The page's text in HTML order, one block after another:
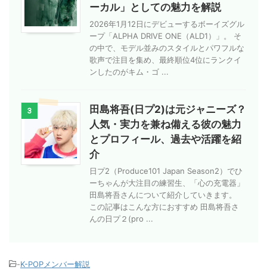
ーカル」としての魅力を解説
2026年1月12日にデビューするボーイズグル
ープ「ALPHA DRIVE ONE（ALD1）」。 そ
の中で、モデル並みのスタイルとパワフルな
歌声で注目を集め、最終順位4位にランクイ
ンしたのがキム・ゴ ...
3
田島将吾(日プ2)は元ジャニーズ？
人気・実力を兼ね備える彼の魅力
とプロフィール、過去や活躍を紹
介
日プ2（Produce101 Japan Season2）でひ
ーちゃんが大注目の練習生、「心の充電器」
田島将吾さんについて紹介していきます。
この記事はこんな方におすすめ 田島将吾さ
んの日プ２(pro ...
-K-POPメンバー解説